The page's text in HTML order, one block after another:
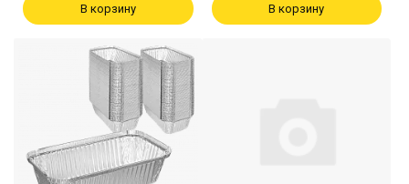
В корзину В корзину